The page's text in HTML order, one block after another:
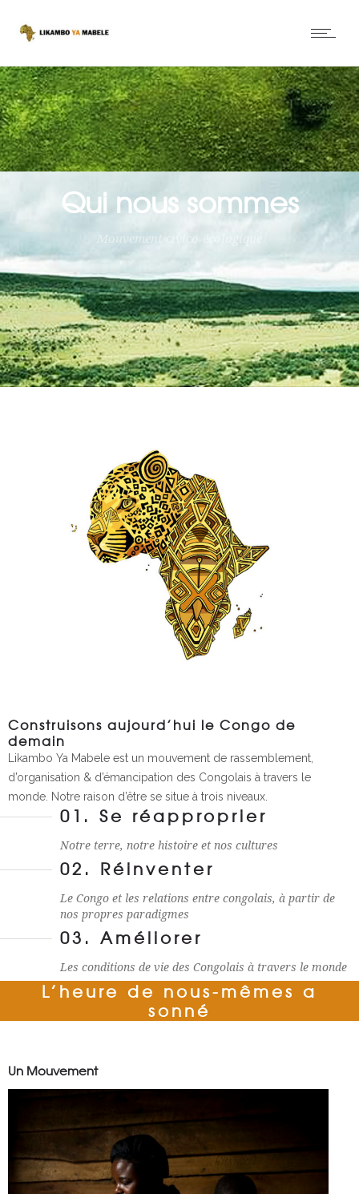
Qui nous sommes
Mouvement civico-écologique
Construisons aujourd’hui le Congo de
demain
Likambo Ya Mabele est un mouvement de rassemblement,
d’organisation & d’émancipation des Congolais à travers le
monde. Notre raison d’être se situe à trois niveaux.
01. Se réapproprier
Notre terre, notre histoire et nos cultures
02. Réinventer
Le Congo et les relations entre congolais, à partir de
nos propres paradigmes
03. Améliorer
Les conditions de vie des Congolais à travers le monde
L’heure de nous-mêmes a
sonné
Un Mouvement